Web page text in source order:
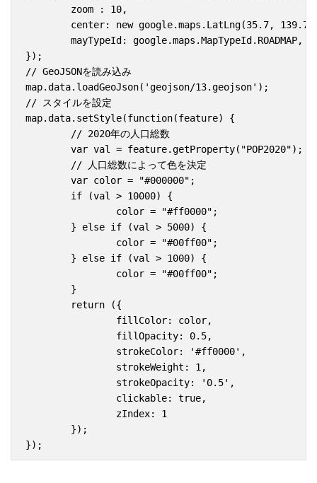
});
// GeoJSONを読み込み
map.data.loadGeoJson('geojson/13.geojson');
// スタイルを設定
map.data.setStyle(function(feature) {